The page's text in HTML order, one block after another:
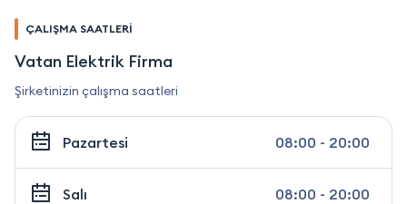
ÇALIŞMA SAATLERİ
Vatan Elektrik Firma
Şirketinizin çalışma saatleri
Pazartesi 08:00 - 20:00
Salı 08:00 - 20:00